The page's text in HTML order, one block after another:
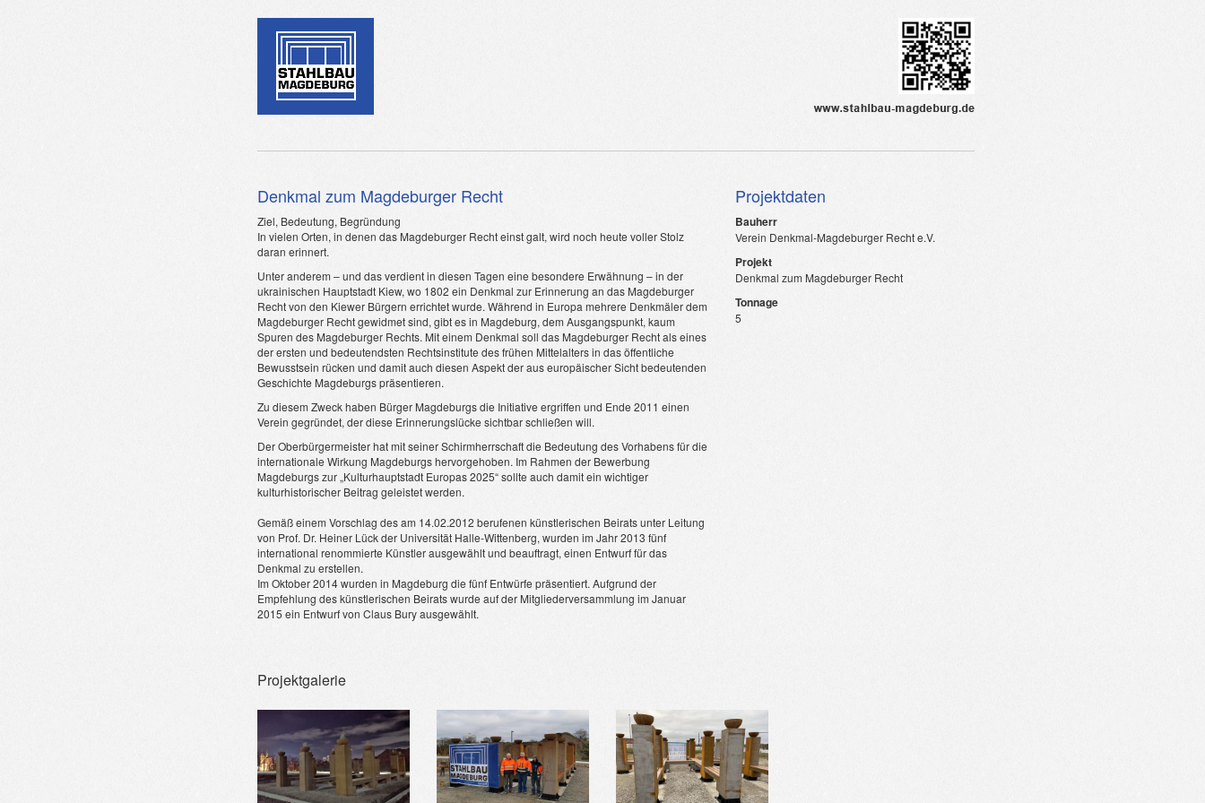
Denkmal zum Magdeburger Recht
Ziel, Bedeutung, Begründung
In vielen Orten, in denen das Magdeburger Recht einst galt, wird noch heute voller Stolz
daran erinnert.
Unter anderem – und das verdient in diesen Tagen eine besondere Erwähnung – in der
ukrainischen Hauptstadt Kiew, wo 1802 ein Denkmal zur Erinnerung an das Magdeburger
Recht von den Kiewer Bürgern errichtet wurde. Während in Europa mehrere Denkmäler dem
Magdeburger Recht gewidmet sind, gibt es in Magdeburg, dem Ausgangspunkt, kaum
Spuren des Magdeburger Rechts. Mit einem Denkmal soll das Magdeburger Recht als eines
der ersten und bedeutendsten Rechtsinstitute des frühen Mittelalters in das öffentliche
Bewusstsein rücken und damit auch diesen Aspekt der aus europäischer Sicht bedeutenden
Geschichte Magdeburgs präsentieren.
Zu diesem Zweck haben Bürger Magdeburgs die Initiative ergriffen und Ende 2011 einen
Verein gegründet, der diese Erinnerungslücke sichtbar schließen will.
Der Oberbürgermeister hat mit seiner Schirmherrschaft die Bedeutung des Vorhabens für die
internationale Wirkung Magdeburgs hervorgehoben. Im Rahmen der Bewerbung
Magdeburgs zur „Kulturhauptstadt Europas 2025“ sollte auch damit ein wichtiger
kulturhistorischer Beitrag geleistet werden.
Gemäß einem Vorschlag des am 14.02.2012 berufenen künstlerischen Beirats unter Leitung
von Prof. Dr. Heiner Lück der Universität Halle-Wittenberg, wurden im Jahr 2013 fünf
international renommierte Künstler ausgewählt und beauftragt, einen Entwurf für das
Denkmal zu erstellen.
Im Oktober 2014 wurden in Magdeburg die fünf Entwürfe präsentiert. Aufgrund der
Empfehlung des künstlerischen Beirats wurde auf der Mitgliederversammlung im Januar
2015 ein Entwurf von Claus Bury ausgewählt.
Projektdaten
Bauherr
Verein Denkmal-Magdeburger Recht e.V.
Projekt
Denkmal zum Magdeburger Recht
Tonnage
5
Projektgalerie